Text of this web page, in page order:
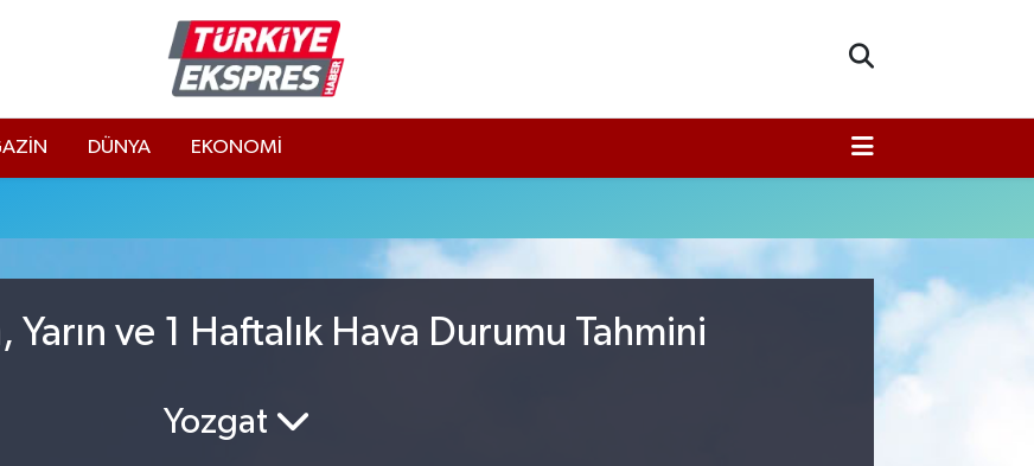
DÜNYA EKONOMİ
Yarın ve 1 Haftalık Hava Durumu Tahmini
Yozgat